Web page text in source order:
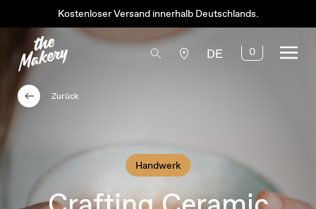
Kostenloser Versand innerhalb Deutschlands.
DE 0
Handwerk
Zurück